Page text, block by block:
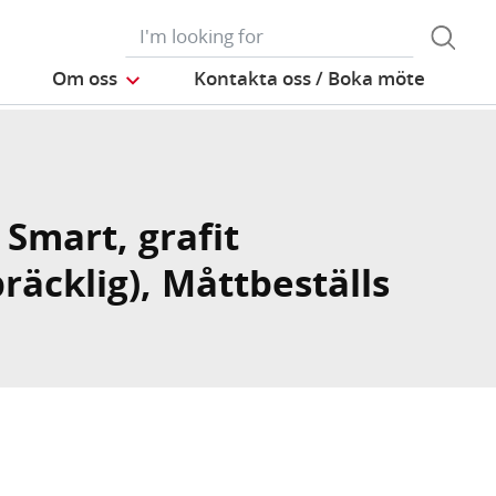
Om oss Kontakta oss / Boka möte
Smart, grafit
Måttbeställs